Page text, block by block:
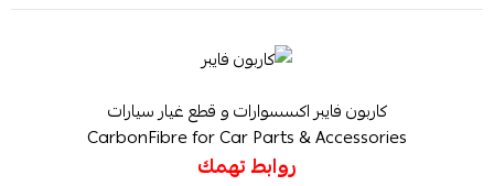
كاربون فايبر اكسسوارات و قطع غيار سيارات
CarbonFibre for Car Parts & Accessories
روابط تهمك